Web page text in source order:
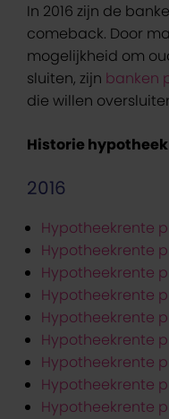
In 2016 zijn de
comeback. Door
mogelijkheid om
sluiten, zijn banken
die willen
Historie
2016
Hypotheekrente
Hypotheekrente
Hypotheekrente
Hypotheekrente
Hypotheekrente
Hypotheekrente
Hypotheekrente
Hypotheekrente
Hypotheekrente